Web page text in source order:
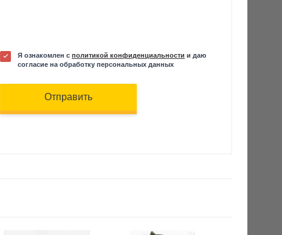
Я ознакомлен с политикой конфиденциальности и даю
согласие на обработку персональных данных
Отправить